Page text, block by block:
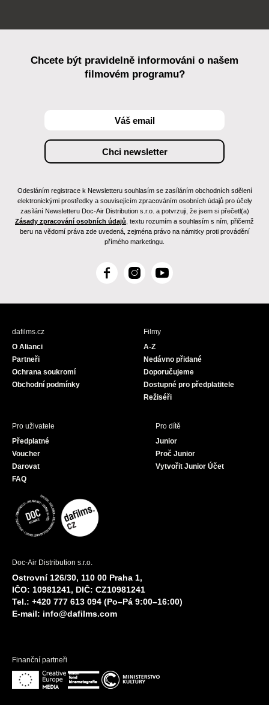
Chcete být pravidelně informováni o našem
filmovém programu?
Odesláním registrace k Newsletteru souhlasím se zasíláním obchodních sdělení
elektronickými prostředky a souvisejícím zpracováním osobních údajů pro účely
zasílání Newsletteru Doc-Air Distribution s.r.o. a potvrzuji, že jsem si přečetl(a)
Zásady zpracování osobních údajů , textu rozumím a souhlasím s ním, přičemž
beru na vědomí práva zde uvedená, zejména právo na námitky proti provádění
přímého marketingu.
F
c
I
s
Y
u
dafilms.cz
O Alianci
Partneři
Ochrana soukromí
Obchodní podmínky
Filmy
A-Z
Nedávno přidané
Doporučujeme
Dostupné pro předplatitele
Režiséři
Pro uživatele
Předplatné
Voucher
Darovat
FAQ
Pro dítě
Junior
Proč Junior
Vytvořit Junior Účet
Doc-Air Distribution s.r.o.
Ostrovní 126/30, 110 00 Praha 1,
IČO: 10981241, DIČ: CZ10981241
Tel.: +420 777 613 094 (Po–Pá 9:00–16:00)
E-mail: info@dafilms.com
Finanční partneři